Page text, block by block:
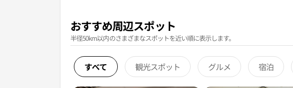
おすすめ周辺スポット
半径50km以内のさまざまなスポットを近い順に表示します。
すべて 観光スポット グルメ 宿泊